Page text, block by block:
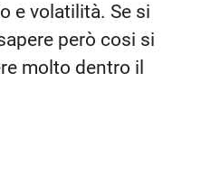
e volatilità. Se si
però cosi si
molto dentro il